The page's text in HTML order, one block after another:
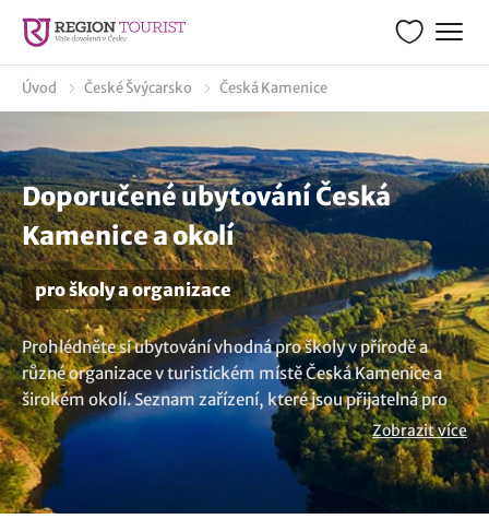
Úvod České Švýcarsko Česká Kamenice
Doporučené ubytování Česká
Kamenice a okolí
pro školy a organizace
Prohlédněte si ubytování vhodná pro školy v přírodě a
různé organizace v turistickém místě Česká Kamenice a
širokém okolí. Seznam zařízení, které jsou přijatelná pro
uspořádání školního pobytu je rozmanitý. K pobytu se
nabízí různé areály, rekreační střediska, penziony a hotely.
Nabízená ubytovací zařízení jsou šitá na míru pro školy v
přírodě a pobyty pro střední, základní a mateřské školy.
Zobrazit více